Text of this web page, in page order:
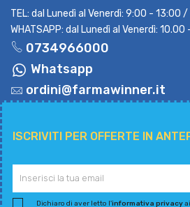
TEL: dal Lunedì al Venerdì: 9:00 - 13:00
WHATSAPP: dal Lunedì al Venerdì: 10.00
0734966000
Whatsapp
ordini@farmawinner.it
ISCRIVITI PER OFFERTE IN
Dichiaro di aver letto l'informativa privacy